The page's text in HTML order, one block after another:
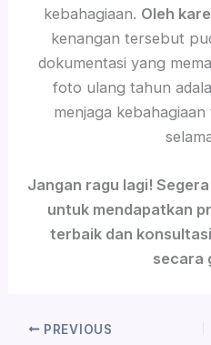
kebahagiaan. Oleh
kenangan tersebut
dokumentasi yang
foto ulang tahun
menjaga
Jangan ragu lagi!
untuk mendapatkan
terbaik dan
secara
PREVIOUS